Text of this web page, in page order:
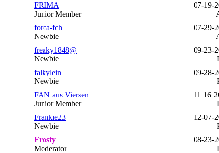
FRIMA
Junior Member
07-19-
forca-fch
Newbie
07-29-
freaky1848@
Newbie
09-23-
falkylein
Newbie
09-28-
FAN-aus-Viersen
Junior Member
11-16-
Frankie23
Newbie
12-07-
Frosty
Moderator
08-23-